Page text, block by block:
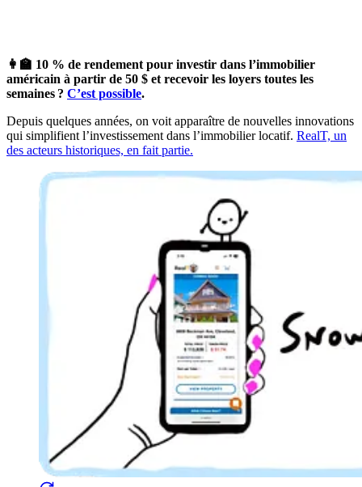
👩‍🏫 10 % de rendement pour investir dans l’immobilier
américain à partir de 50 $ et recevoir les loyers toutes les
semaines ? C’est possible.
Depuis quelques années, on voit apparaître de nouvelles innovations
qui simplifient l’investissement dans l’immobilier locatif. RealT, un
des acteurs historiques, en fait partie.